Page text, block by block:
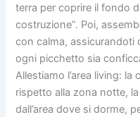
terra per coprire il fondo
costruzione”. Poi,
con calma, assicurandoti
ogni picchetto sia
Allestiamo l’area living:
rispetto alla zona notte,
dall’area dove si dorme,